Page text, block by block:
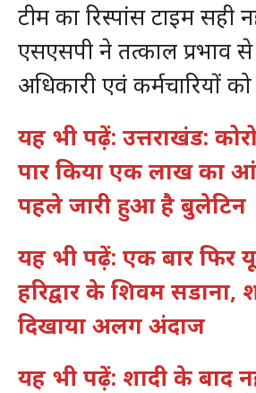
टीम का रिस्पांस टाइम सही
एसएसपी ने तत्काल प्रभाव
अधिकारी एवं कर्मचारियों
यह भी पढ़ें: उत्तराखंड:
पार किया एक लाख का
पहले जारी हुआ है बुलेटिन
यह भी पढ़ें: एक बार फिर
हरिद्वार के शिवम
दिखाया अलग अंदाज
यह भी पढ़ें: शादी के बाद